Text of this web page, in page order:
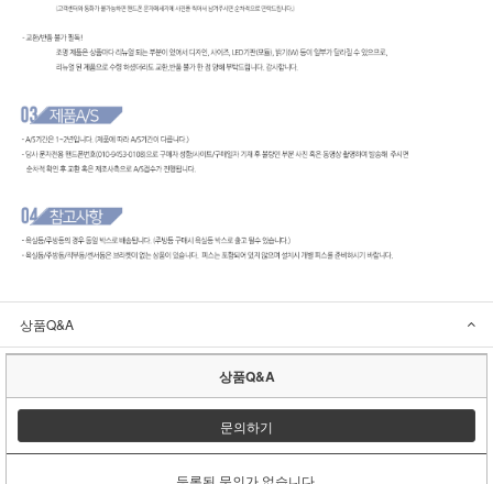
상품Q&A
상품Q&A
문의하기
등록된 문의가 없습니다.